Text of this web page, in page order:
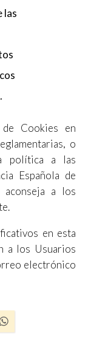
las
Cookies en
o
política a las
Española de
a los
en esta
a los Usuarios
electrónico